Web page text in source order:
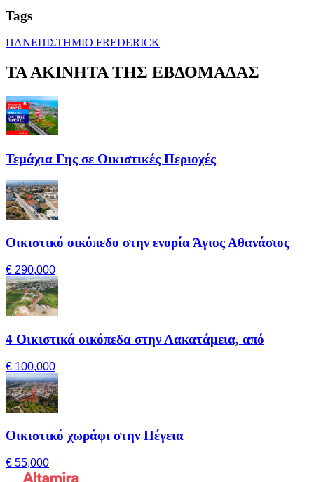
Tags
ΠΑΝΕΠΙΣΤΗΜΙΟ FREDERICK
ΤΑ ΑΚΙΝΗΤΑ ΤΗΣ ΕΒΔΟΜΑΔΑΣ
Τεμάχια Γης σε Οικιστικές Περιοχές
Οικιστικό οικόπεδο στην ενορία Άγιος Αθανάσιος
€ 290,000
4 Οικιστικά οικόπεδα στην Λακατάμεια, από
€ 100,000
Οικιστικό χωράφι στην Πέγεια
€ 55,000